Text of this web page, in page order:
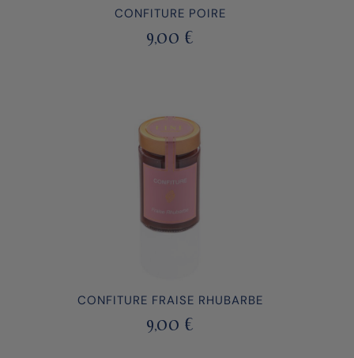
CONFITURE POIRE
9,00 €
CONFITURE FRAISE RHUBARBE
9,00 €